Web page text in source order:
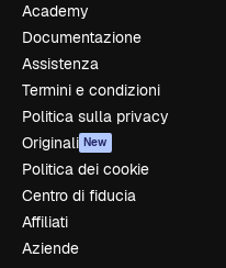
Academy
Documentazione
Assistenza
Termini e condizioni
Politica sulla privacy
Originali New
Politica dei cookie
Centro di fiducia
Affiliati
Aziende